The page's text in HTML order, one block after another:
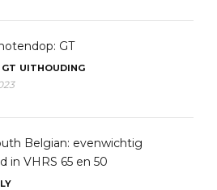
GT
GT UITHOUDING
Belgian: evenwichtig
in VHRS 65 en 50